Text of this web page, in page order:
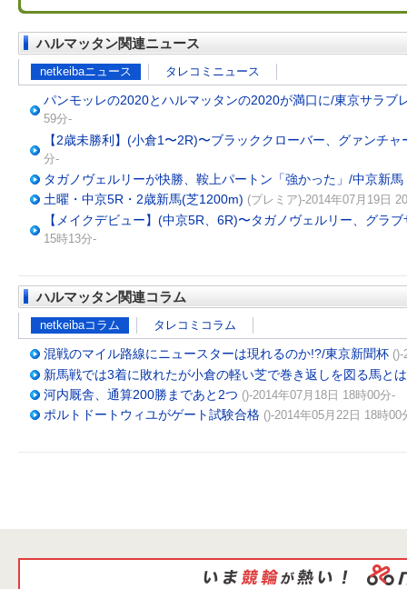
ハルマッタン関連ニュース
netkeibaニュース タレコミニュース
パンモッレの2020とハルマッタンの2020が満口に/東京サラブ
59分-
【2歳未勝利】(小倉1〜2R)〜ブラッククローバー、グァンチャ
分-
タガノヴェルリーが快勝、鞍上パートン「強かった」/中京新馬
土曜・中京5R・2歳新馬(芝1200m) (プレミア)-2014年07月19日
【メイクデビュー】(中京5R、6R)〜タガノヴェルリー、グラ
15時13分-
ハルマッタン関連コラム
netkeibaコラム タレコミコラム
混戦のマイル路線にニュースターは現れるのか!?/東京新聞杯 ()-
新馬戦では3着に敗れたが小倉の軽い芝で巻き返しを図る馬と
河内厩舎、通算200勝まであと2つ ()-2014年07月18日 18時00分-
ポルトドートウィユがゲート試験合格 ()-2014年05月22日 18時00